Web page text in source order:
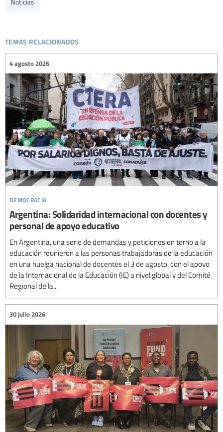
Noticias
temas relacionados
democracia
4 agosto 2026
Argentina: Solidaridad internacional con docentes y
personal de apoyo educativo
En Argentina, una serie de demandas y peticiones en torno a la
educación reunieron a las personas trabajadoras de la educación
en una huelga nacional de docentes el 3 de agosto, con el apoyo
de la Internacional de la Educación (IE) a nivel global y del Comité
Regional de la...
30 julio 2026